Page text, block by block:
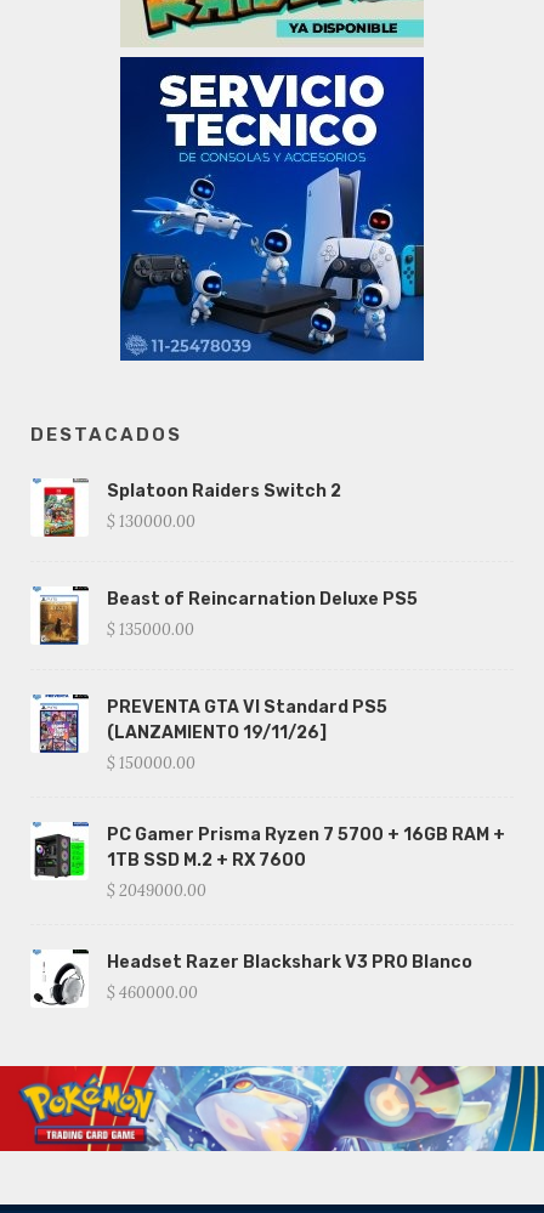
DESTACADOS
Splatoon Raiders Switch 2
$ 130000.00
Beast of Reincarnation Deluxe PS5
$ 135000.00
PREVENTA GTA VI Standard PS5
(LANZAMIENTO 19/11/26]
$ 150000.00
PC Gamer Prisma Ryzen 7 5700 + 16GB RAM +
1TB SSD M.2 + RX 7600
$ 2049000.00
Headset Razer Blackshark V3 PRO Blanco
$ 460000.00